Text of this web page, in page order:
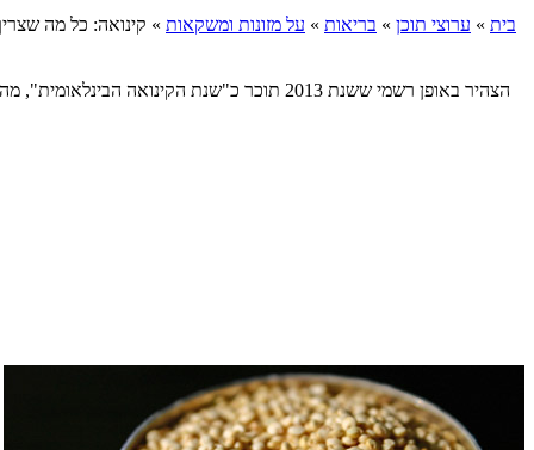
בית » ערוצי תוכן » בריאות » על מזונות ומשקאות » קינואה: כל מה